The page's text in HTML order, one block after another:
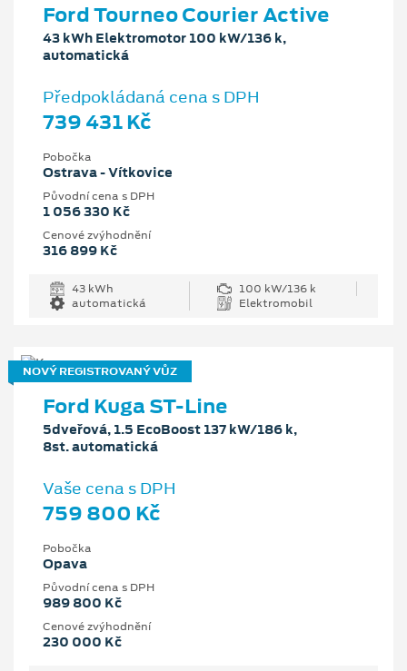
Ford Tourneo Courier Active
43 kWh Elektromotor 100 kW/136 k,
automatická
Předpokládaná cena s DPH
739 431 Kč
Pobočka
Ostrava - Vítkovice
Původní cena s DPH
1 056 330 Kč
Cenové zvýhodnění
316 899 Kč
43 kWh
100 kW/136 k
automatická
Elektromobil
NOVÝ REGISTROVANÝ VŮZ
Ford Kuga ST-Line
5dveřová, 1.5 EcoBoost 137 kW/186 k,
8st. automatická
Vaše cena s DPH
759 800 Kč
Pobočka
Opava
Původní cena s DPH
989 800 Kč
Cenové zvýhodnění
230 000 Kč